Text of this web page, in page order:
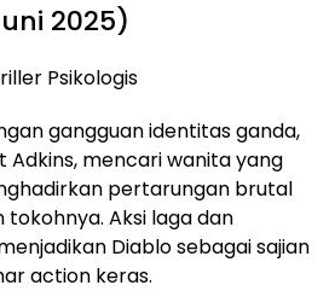
2025)
Psikologis
gangguan identitas ganda,
Adkins, mencari wanita yang
pertarungan brutal
Aksi laga dan
Diablo sebagai sajian
action keras.